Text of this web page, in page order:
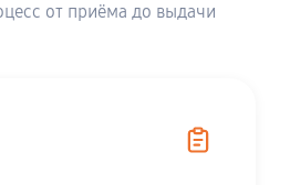
от приёма до выдачи